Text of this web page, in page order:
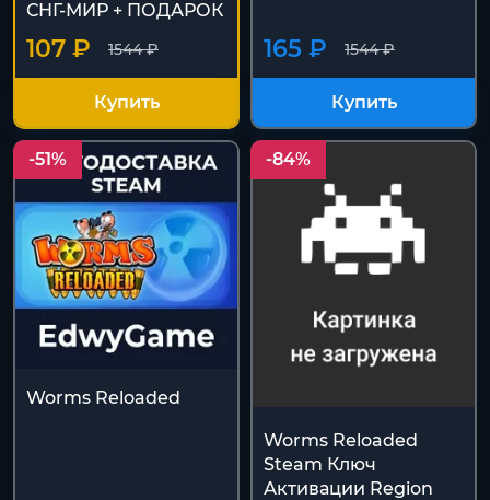
СНГ-МИР + ПОДАРОК
1544 ₽
107 ₽
Купить
1544 ₽
165 ₽
Купить
-51%
Worms Reloaded
-84%
Worms Reloaded
Steam Ключ
Активации Region